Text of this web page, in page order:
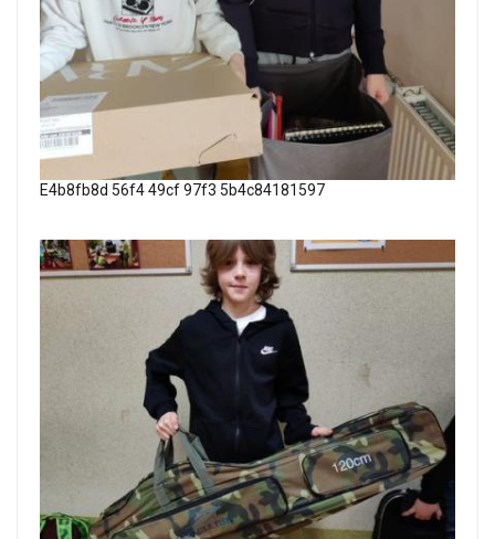
E4b8fb8d 56f4 49cf 97f3 5b4c84181597